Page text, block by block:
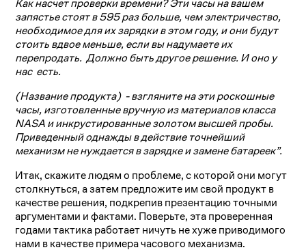
Как насчет проверки времени? Эти часы на вашем
запястье стоят в 595 раз больше, чем электричество,
необходимое для их зарядки в этом году, и они будут
стоить вдвое меньше, если вы надумаете их
перепродать. Должно быть другое решение. И оно у
нас есть.
(Название продукта) - взгляните на эти роскошные
часы, изготовленные вручную из материалов класса
NASA и инкрустированные золотом высшей пробы.
Приведенный однажды в действие точнейший
механизм не нуждается в зарядке и замене батареек”.
Итак, скажите людям о проблеме, с которой они могут
столкнуться, а затем предложите им свой продукт в
качестве решения, подкрепив презентацию точными
аргументами и фактами. Поверьте, эта проверенная
годами тактика работает ничуть не хуже приводимого
нами в качестве примера часового механизма.